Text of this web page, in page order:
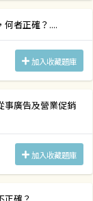
者正確？....
加入收藏題庫
事廣告及營業促銷
加入收藏題庫